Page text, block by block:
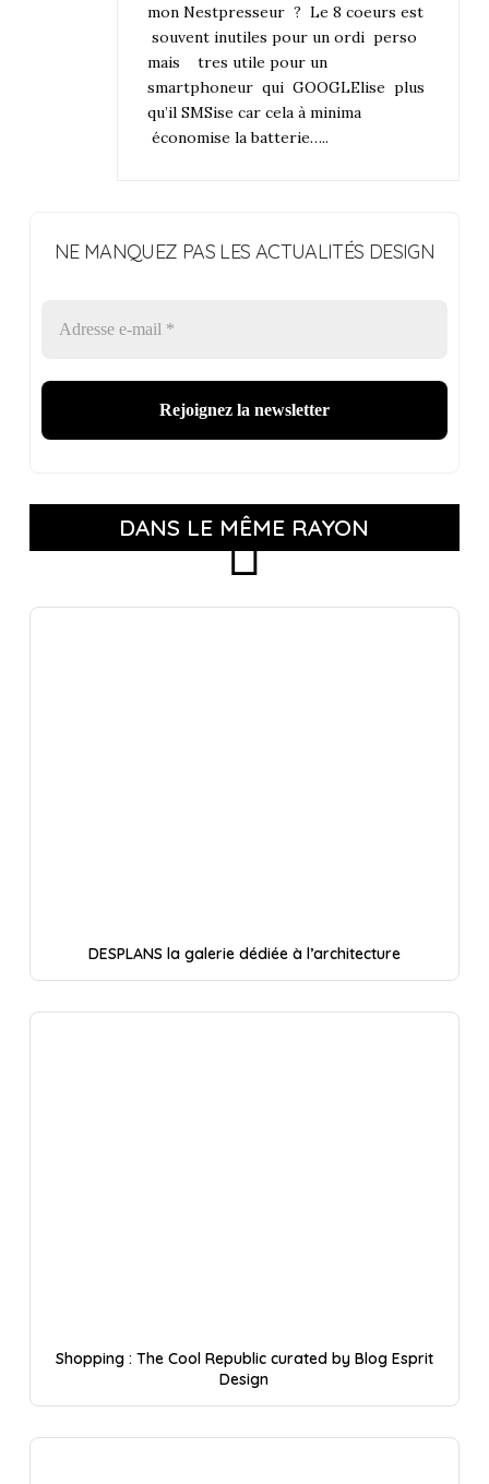
mon Nestpresseur ? Le 8 coeurs est
souvent inutiles pour un ordi perso
mais tres utile pour un
smartphoneur qui GOOGLElise plus
qu’il SMSise car cela à minima
économise la batterie…..
NE MANQUEZ PAS LES ACTUALITÉS DESIGN
DANS LE MÊME RAYON
DESPLANS la galerie dédiée à l’architecture
Shopping : The Cool Republic curated by Blog Esprit
Design